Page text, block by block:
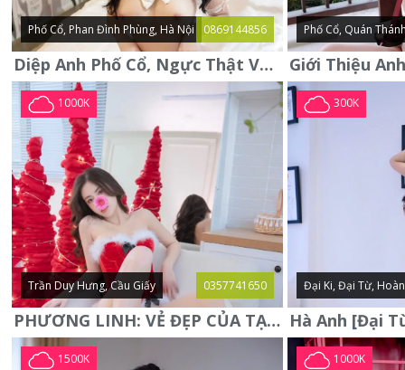
Phố Cổ, Phan Đình Phùng, Hà Nội 0869144856
Diệp Anh Phố Cổ, Ngực Thật Vú To Thơm Tho Quyến Rũ
Phố Cổ, Quán
1000K
Trần Duy Hưng, Cầu Giấy 0357741650
PHƯƠNG LINH: VẺ ĐẸP CỦA TẠO HÓA, XINH ĐẸP, SEXY, QUYỄN RŨ
300K
Đại Ki, Đại Từ,
1500K 1000K